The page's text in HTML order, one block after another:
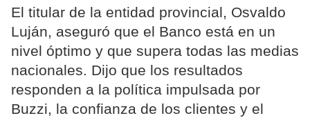
El titular de la entidad provincial, Osvaldo
Luján, aseguró que el Banco está en un
nivel óptimo y que supera todas las medias
nacionales. Dijo que los resultados
responden a la política impulsada por
Buzzi, la confianza de los clientes y el